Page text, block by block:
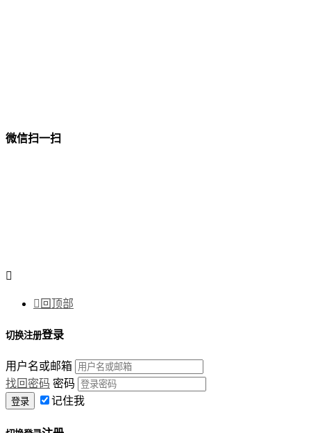
微信扫一扫

 回顶部
切换注册登录
用户名或邮箱
找回密码 密码
记住我